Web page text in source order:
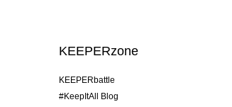
KEEPERzone
KEEPERbattle
#KeepItAll Blog